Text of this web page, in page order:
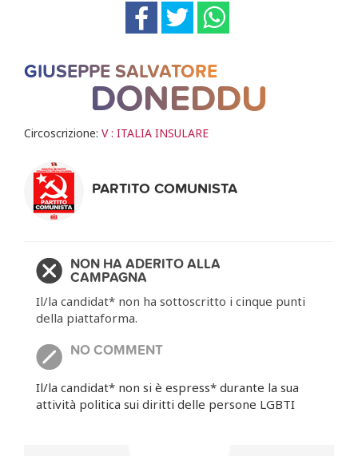
GIUSEPPE SALVATORE
DONEDDU
Circoscrizione: V : ITALIA INSULARE
PARTITO COMUNISTA
NON HA ADERITO ALLA
CAMPAGNA
Il/la candidat* non ha sottoscritto i cinque punti
della piattaforma.
NO COMMENT
Il/la candidat* non si è espress* durante la sua
attività politica sui diritti delle persone LGBTI